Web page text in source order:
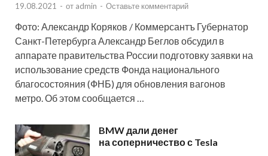
19.08.2021 - от admin - Оставьте комментарий
Фото: Александр Коряков / Коммерсантъ Губернатор
Санкт-Петербурга Александр Беглов обсудил в
аппарате правительства России подготовку заявки на
использование средств Фонда национального
благосостояния (ФНБ) для обновления вагонов
метро. Об этом сообщается …
BMW дали денег
на соперничество с Tesla